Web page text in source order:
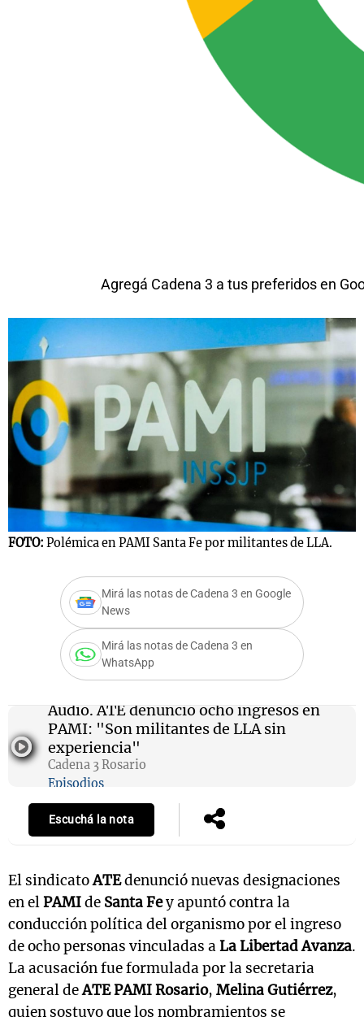
Agregá Cadena 3 a tus preferidos en
FOTO: Polémica en PAMI Santa Fe por militantes de LLA.
Mirá las notas de Cadena 3 en Google
News
Mirá las notas de Cadena 3 en
WhatsApp
Audio.ATE denunció ocho ingresos en
PAMI: "Son militantes de LLA sin
experiencia"
Cadena 3 Rosario
Episodios
Escuchá la nota
El sindicatoATEdenunció nuevas designaciones
en elPAMIde Santa Fey apuntó contra la
conducción política del organismo por el ingreso
de ocho personas vinculadas aLa Libertad Avanza.
La acusación fue formulada por la secretaria
general deATE PAMI Rosario, Melina Gutiérrez,
quien sostuvo que los nombramientos se